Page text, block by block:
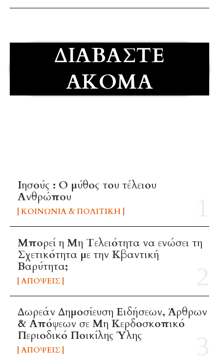
ΔΙΑΒΆΣΤΕ
ΑΚΌΜΑ
Ιησούς : Ο μύθος του τέλειου
Ανθρώπου
ΚΟΙΝΩΝΊΑ & ΠΟΛΙΤΙΚΉ
Μπορεί η Μη Τελειότητα να ενώσει τη
Σχετικότητα με την Κβαντική
Βαρύτητα;
ΑΠΌΨΕΙΣ
Δωρεάν Δημοσίευση Ειδήσεων, Άρθρων
& Απόψεων σε Μη Κερδοσκοπικό
Περιοδικό Ποικίλης Ύλης
ΑΠΌΨΕΙΣ